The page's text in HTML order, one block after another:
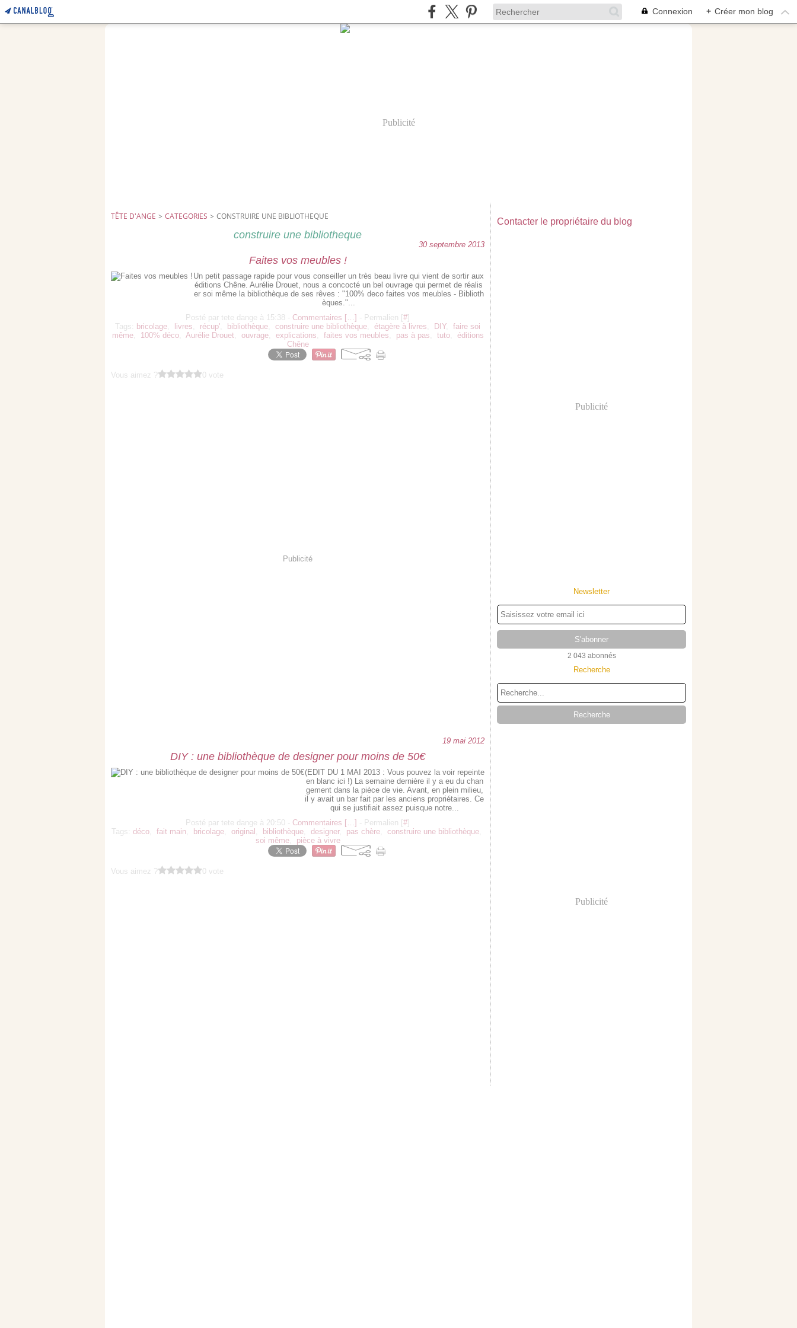
Connexion + Créer mon blog
Publicité
TÊTE D'ANGE > CATEGORIES > CONSTRUIRE UNE BIBLIOTHEQUE
construire une bibliotheque
30 septembre 2013
Faites vos meubles !
Un petit passage rapide pour vous conseiller un très beau livre qui vient de sortir aux
éditions Chêne. Aurélie Drouet, nous a concocté un bel ouvrage qui permet de réalis
er soi même la bibliothèque de ses rêves : "100% deco faites vos meubles - Biblioth
èques."...
Posté par tete dange à 15:38 - Commentaires […] - Permalien [ #
Tags: bricolage, livres, récup', bibliothèque, construire une bibliothèque, étagère à livres, DIY, faire soi
même, 100% déco, Aurélie Drouet, ouvrage, explications, faites vos meubles, pas à pas, tuto, éditions
Chêne
Vous aimez ? 0 vote
Publicité
19 mai 2012
DIY : une bibliothèque de designer pour moins de 50€
(EDIT DU 1 MAI 2013 : Vous pouvez la voir repeinte
en blanc ici !) La semaine dernière il y a eu du chan
gement dans la pièce de vie. Avant, en plein milieu,
il y avait un bar fait par les anciens propriétaires. Ce
qui se justifiait assez puisque notre...
Posté par tete dange à 20:50 - Commentaires […] - Permalien [ #
Tags: déco, fait main, bricolage, original , bibliothèque, designer, pas chère, construire une bibliothèque,
soi même, pièce à vivre
Vous aimez ? 0 vote
Contacter le propriétaire du blog
Publicité
Newsletter
2 043 abonnés
Recherche
Publicité